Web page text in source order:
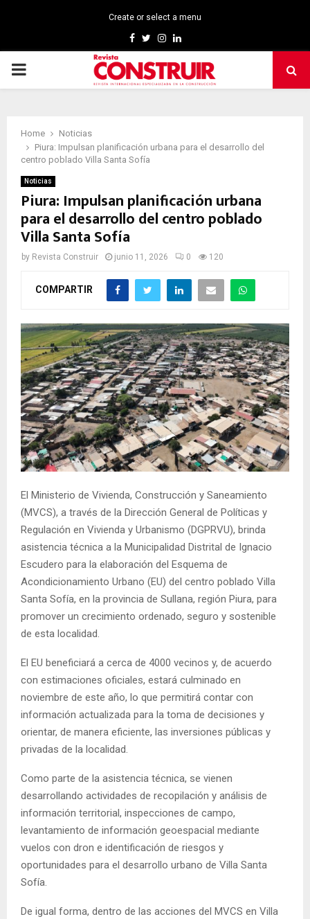
Create or select a menu
Facebook
TwitterInstagram
Linkedin
PRIMARY
Home
Noticias
Piura: Impulsan planificación urbana para el desarrollo del
centro poblado Villa Santa Sofía
Noticias
Piura: Impulsan planificación urbana
para el desarrollo del centro poblado
Villa Santa Sofía
by Revista Construir junio 11, 2026 0 120
COMPARTIR
El Ministerio de Vivienda, Construcción y Saneamiento
(MVCS), a través de la Dirección General de Políticas y
Regulación en Vivienda y Urbanismo (DGPRVU), brinda
asistencia técnica a la Municipalidad Distrital de Ignacio
Escudero para la elaboración del Esquema de
Acondicionamiento Urbano (EU) del centro poblado Villa
Santa Sofía, en la provincia de Sullana, región Piura, para
promover un crecimiento ordenado, seguro y sostenible
de esta localidad.
El EU beneficiará a cerca de 4000 vecinos y, de acuerdo
con estimaciones oficiales, estará culminado en
noviembre de este año, lo que permitirá contar con
información actualizada para la toma de decisiones y
orientar, de manera eficiente, las inversiones públicas y
privadas de la localidad.
Como parte de la asistencia técnica, se vienen
desarrollando actividades de recopilación y análisis de
información territorial, inspecciones de campo,
levantamiento de información geoespacial mediante
vuelos con dron e identificación de riesgos y
oportunidades para el desarrollo urbano de Villa Santa
Sofía.
De igual forma, dentro de las acciones del MVCS en Villa